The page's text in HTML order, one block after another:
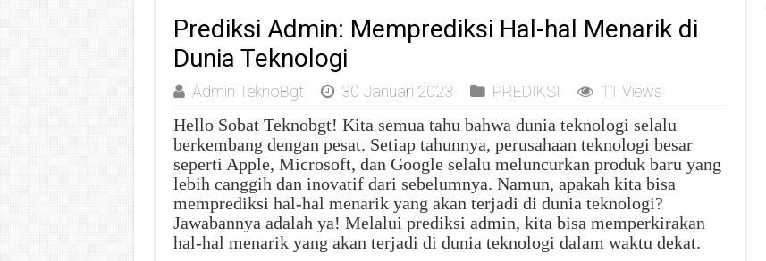
Prediksi Admin: Memprediksi Hal-hal Menarik di
Dunia Teknologi
Admin TeknoBgt 30 Januari 2023 PREDIKSI 11 Views
Hello Sobat Teknobgt! Kita semua tahu bahwa dunia teknologi selalu
berkembang dengan pesat. Setiap tahunnya, perusahaan teknologi besar
seperti Apple, Microsoft, dan Google selalu meluncurkan produk baru yang
lebih canggih dan inovatif dari sebelumnya. Namun, apakah kita bisa
memprediksi hal-hal menarik yang akan terjadi di dunia teknologi?
Jawabannya adalah ya! Melalui prediksi admin, kita bisa memperkirakan
hal-hal menarik yang akan terjadi di dunia teknologi dalam waktu dekat.